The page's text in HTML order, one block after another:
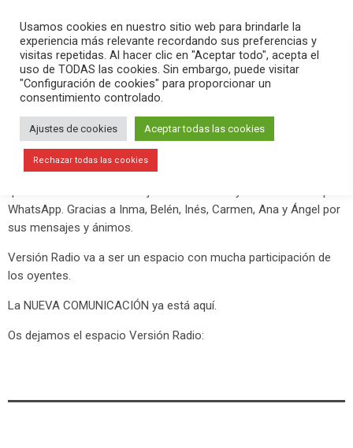
search menu pause PLAY
enero 25, 2019
Segunda emisión de Versión Radio
Este jueves 24 de enero de 2019 hemos hecho la segunda
emisión ? EN DIRECTO de Versión Radio en nuestra página de
FacebookAntonio Sánchez & Javier Muñoz Comunicación
WhatsApp. Gracias a Inma, Belén, Inés, Carmen, Ana y Ángel por
sus mensajes y ánimos.
Versión Radio va a ser un espacio con mucha participación de
los oyentes.
La NUEVA COMUNICACIÓN ya está aquí.
Os dejamos el espacio Versión Radio:
Usamos cookies en nuestro sitio web para brindarle la
experiencia más relevante recordando sus preferencias y
visitas repetidas. Al hacer clic en "Aceptar todo", acepta el
uso de TODAS las cookies. Sin embargo, puede visitar
"Configuración de cookies" para proporcionar un
consentimiento controlado.
Ajustes de cookies Aceptar todas las cookies
Rechazar todas las cookies